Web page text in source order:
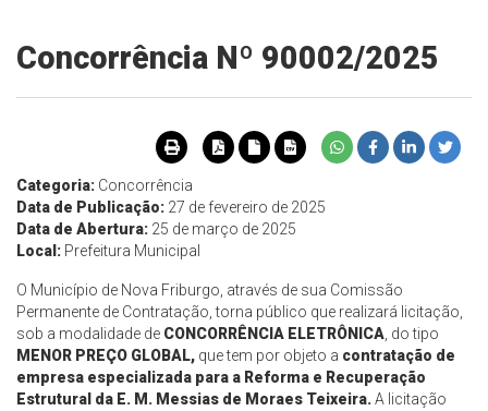
Concorrência Nº 90002/2025
Categoria: Concorrência
Data de Publicação: 27 de fevereiro de 2025
Data de Abertura: 25 de março de 2025
Local: Prefeitura Municipal
O Município de Nova Friburgo, através de sua Comissão
Permanente de Contratação, torna público que realizará licitação,
sob a modalidade de CONCORRÊNCIA ELETRÔNICA , do tipo
MENOR PREÇO GLOBAL, que tem por objeto a contratação de
empresa especializada para a Reforma e Recuperação
Estrutural da E. M. Messias de Moraes Teixeira. A licitação